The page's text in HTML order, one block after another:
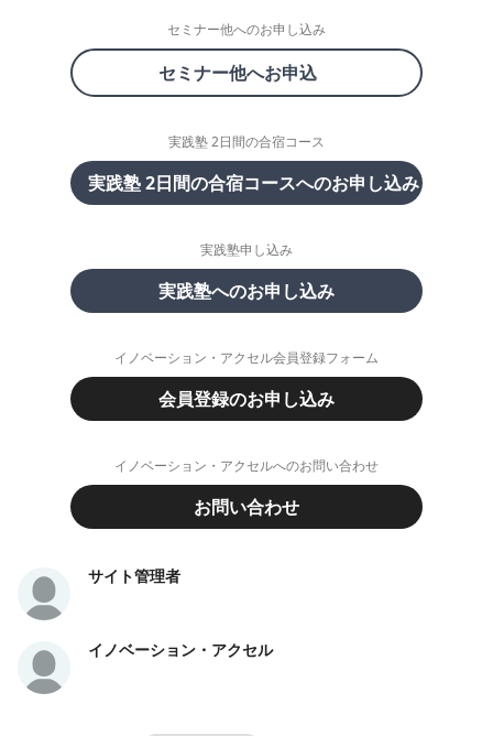
セミナー他へのお申し込み
セミナー他へお申込
実践塾 2日間の合宿コース
実践塾 2日間の合宿コースへのお申し込み
実践塾申し込み
実践塾へのお申し込み
イノベーション・アクセル会員登録フォーム
会員登録のお申し込み
イノベーション・アクセルへのお問い合わせ
お問い合わせ
サイト管理者
イノベーション・アクセル